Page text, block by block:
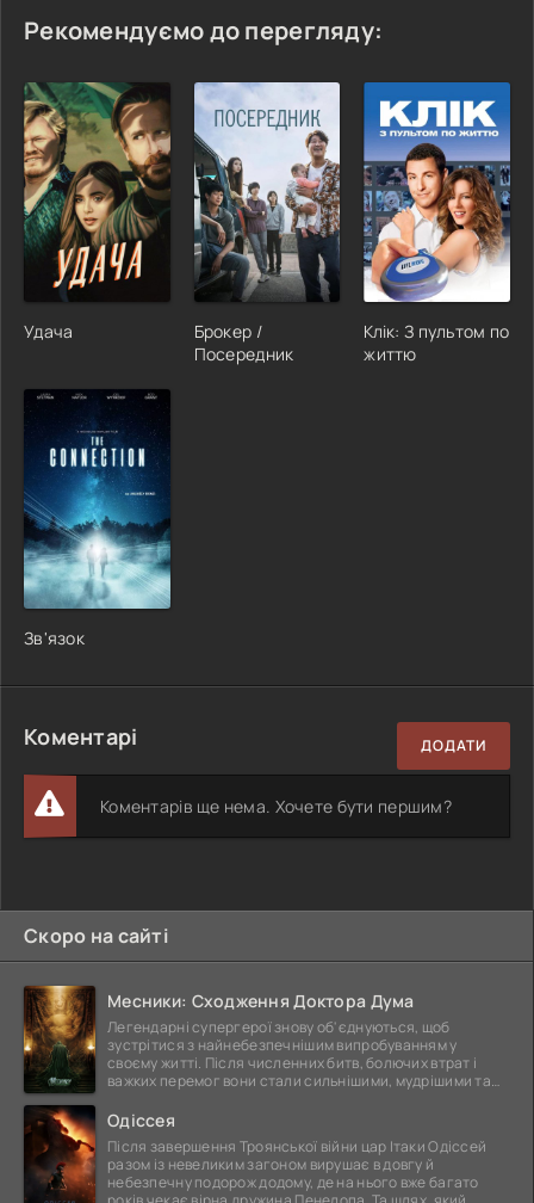
Рекомендуємо до перегляду:
Удача
Брокер /
Посередник
Клік: З пультом по
життю
Зв'язок
Коментарі ДОДАТИ
Коментарів ще нема. Хочете бути першим?
Скоро на сайті
Месники: Сходження Доктора Дума
Легендарні супергерої знову об'єднуються, щоб
зустрітися з найнебезпечнішим випробуванням у
своєму житті. Після численних битв, болючих втрат і
важких перемог вони стали сильнішими, мудрішими та
Одіссея
Після завершення Троянської війни цар Ітаки Одіссей
разом із невеликим загоном вирушає в довгу й
небезпечну подорож додому, де на нього вже багато